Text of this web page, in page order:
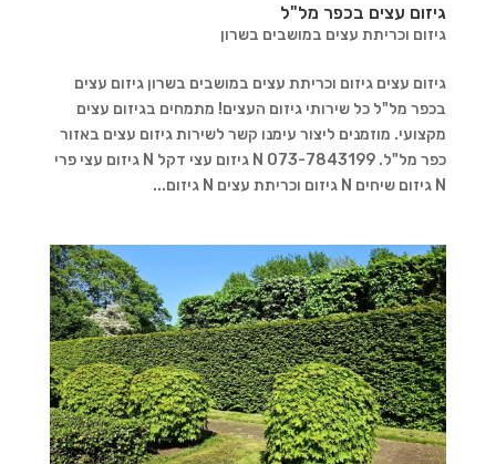
גיזום עצים בכפר מל"ל
גיזום וכריתת עצים במושבים בשרון
גיזום עצים גיזום וכריתת עצים במושבים בשרון גיזום עצים
בכפר מל"ל כל שירותי גיזום העצים! מתמחים בגיזום עצים
מקצועי. מוזמנים ליצור עימנו קשר לשירות גיזום עצים באזור
כפר מל"ל. 073-7843199 N גיזום עצי דקל N גיזום עצי פרי
N גיזום שיחים N גיזום וכריתת עצים N גיזום...